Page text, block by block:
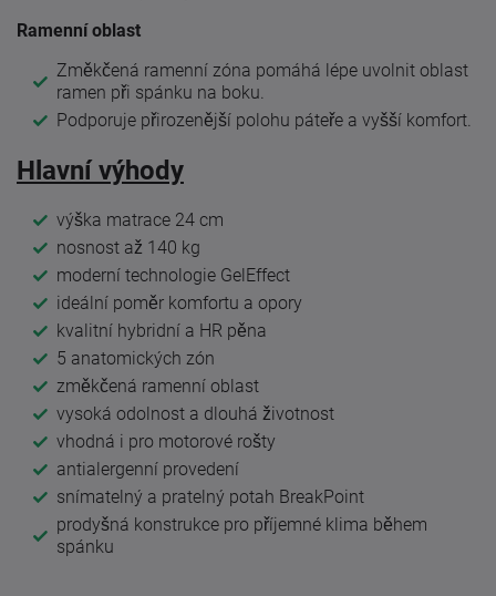
Ramenní oblast
Změkčená ramenní zóna pomáhá lépe uvolnit oblast
ramen při spánku na boku.
Podporuje přirozenější polohu páteře a vyšší komfort.
Hlavní výhody
výška matrace 24 cm
nosnost až 140 kg
moderní technologie GelEffect
ideální poměr komfortu a opory
kvalitní hybridní a HR pěna
5 anatomických zón
změkčená ramenní oblast
vysoká odolnost a dlouhá životnost
vhodná i pro motorové rošty
antialergenní provedení
snímatelný a pratelný potah BreakPoint
prodyšná konstrukce pro příjemné klima během
spánku